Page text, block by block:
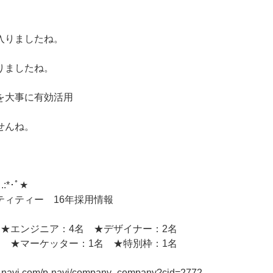
ましたね。
したね。
大事に有効活用
ね。
･ﾟ★
ィティー 16年採用情報
ンジニア：4名 ★デザイナー：2名
★マーケッター：1名 ★特別枠：1名